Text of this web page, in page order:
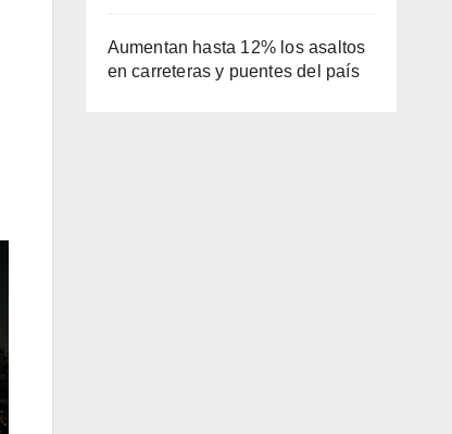
Aumentan hasta 12% los asaltos
en carreteras y puentes del país